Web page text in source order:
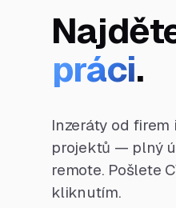
práci.
Inzeráty od
projektů — plný
remote. Pošlete
kliknutím.